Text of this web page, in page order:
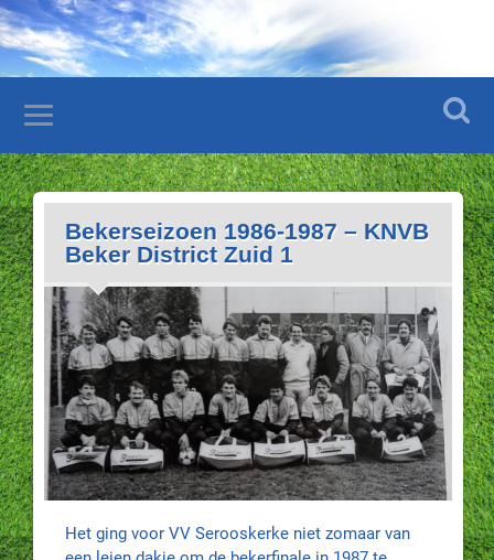
Bekerseizoen 1986-1987 – KNVB
Beker District Zuid 1
Het ging voor VV Serooskerke niet zomaar van